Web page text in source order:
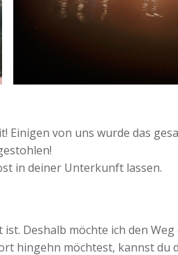
Einigen von uns wurde das
in deiner Unterkunft lassen.
Deshalb möchte ich den
hingehn möchtest, kannst du